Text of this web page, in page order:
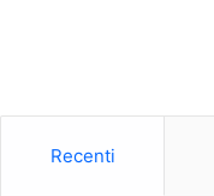
Recenti